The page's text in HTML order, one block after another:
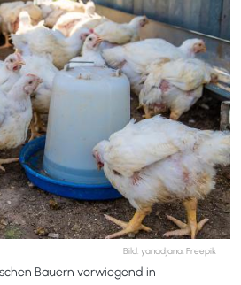
Bild: yanadjana, Freepik
Bauern vorwiegend in